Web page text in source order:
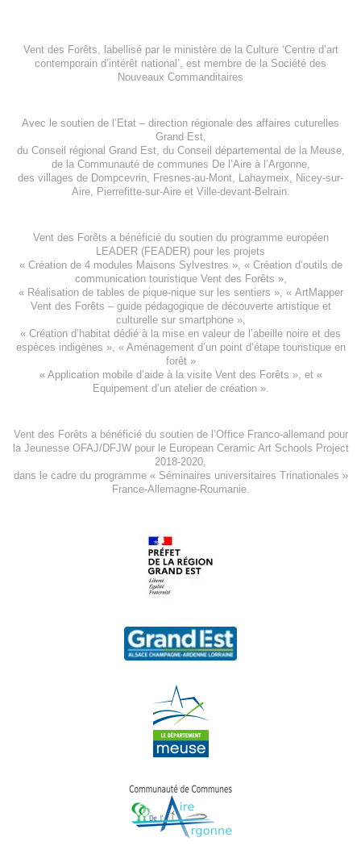
Vent des Forêts, labellisé par le ministère de la Culture ‘Centre d’art
contemporain d’intérêt national’, est membre de la Société des
Nouveaux Commanditaires
Avec le soutien de l’ Etat – direction régionale des affaires cuturelles
Grand Est,
du Conseil régional Grand Est, du Conseil départemental de la Meuse,
de la Communauté de communes De l’Aire à l’Argonne,
des villages de Dompcevrin, Fresnes-au-Mont, Lahaymeix, Nicey-sur-
Aire, Pierrefitte-sur-Aireet Ville-devant-Belrain.
Vent des Forêts a bénéficié du soutien du programme européen
LEADER (FEADER) pour les projets
« Création de 4 modules Maisons Sylvestres », « Création d’outils de
communication touristique Vent des Forêts »,
« Réalisation de tables de pique-nique sur les sentiers », « ArtMapper
Vent des Forêts – guide pédagogique de découverte artistique et
culturelle sur smartphone »,
« Création d’habitat dédié à la mise en valeur de l’abeille noire et des
espèces indigènes », « Aménagement d’un point d’étape touristique en
forêt»
« Application mobile d’aide à la visite Vent des Forêts », et «
Equipement d’un atelier de création».
Vent des Forêts a bénéficié du soutien de l’Office Franco-allemand pour
la Jeunesse OFAJ/DFJWpour leEuropean Ceramic Art Schools Project
2018-2020,
dans le cadre du programme « Séminaires universitaires Trinationales »
France-Allemagne-Roumanie.